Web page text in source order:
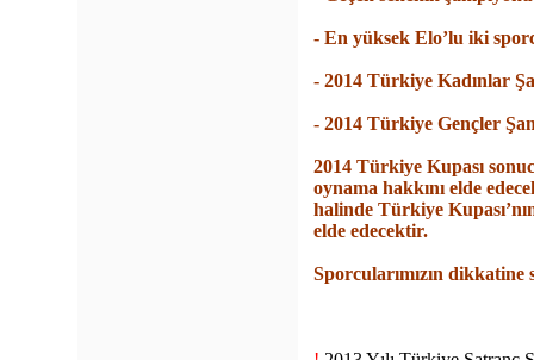
- En yüksek Elo’lu iki
- 2014 Türkiye Kadınlar
- 2014 Türkiye Gençler
2014 Türkiye Kupası
oynama hakkını elde
halinde Türkiye
elde edecektir.
Sporcularımızın dikkatine